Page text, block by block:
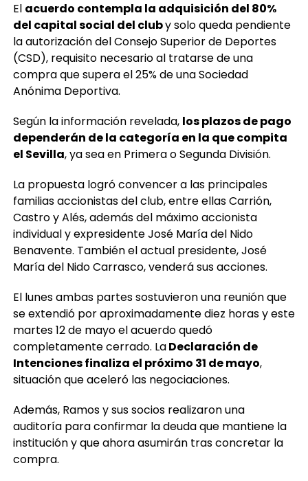
El acuerdo contempla la adquisición del 80%
del capital social del cluby solo queda pendiente
la autorización del Consejo Superior de Deportes
(CSD), requisito necesario al tratarse de una
compra que supera el 25% de una Sociedad
Anónima Deportiva.
Según la información revelada, los plazos de pago
dependerán de la categoría en la que compita
el Sevilla, ya sea en Primera o Segunda División.
La propuesta logró convencer a las principales
familias accionistas del club, entre ellas Carrión,
Castro y Alés, además del máximo accionista
individual y expresidente José María del Nido
Benavente. También el actual presidente, José
María del Nido Carrasco, venderá sus acciones.
El lunes ambas partes sostuvieron una reunión que
se extendió por aproximadamente diez horas y este
martes 12 de mayo el acuerdo quedó
completamente cerrado. LaDeclaración de
Intenciones finaliza el próximo 31 de mayo,
situación que aceleró las negociaciones.
Además, Ramos y sus socios realizaron una
auditoría para confirmar la deuda que mantiene la
institución y que ahora asumirán tras concretar la
compra.